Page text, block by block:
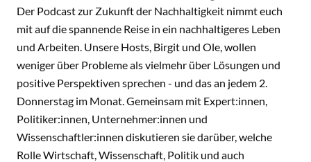
Der Podcast zur Zukunft der Nachhaltigkeit nimmt euch
mit auf die spannende Reise in ein nachhaltigeres Leben
und Arbeiten. Unsere Hosts, Birgit und Ole, wollen
weniger über Probleme als vielmehr über Lösungen und
positive Perspektiven sprechen - und das an jedem 2.
Donnerstag im Monat. Gemeinsam mit Expert:innen,
Politiker:innen, Unternehmer:innen und
Wissenschaftler:innen diskutieren sie darüber, welche
Rolle Wirtschaft, Wissenschaft, Politik und auch